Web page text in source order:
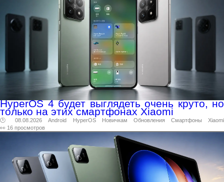
HyperOS 4 будет выглядеть очень круто, но
только на этих смартфонах Xiaomi
🕑 08.08.2026 Android HyperOS Новичкам Обновления Смартфоны
Xiaomi
👀 16 просмотров